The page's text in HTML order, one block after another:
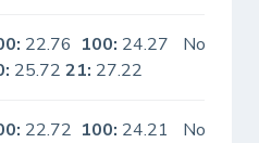
22.76 100: 24.27
25.7221: 27.22
No
22.72 100: 24.21
No